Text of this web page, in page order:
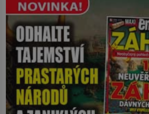
Ruža Vlajna má být v
století. Vesnice
severovýchodním
nevyřízené účty. […]